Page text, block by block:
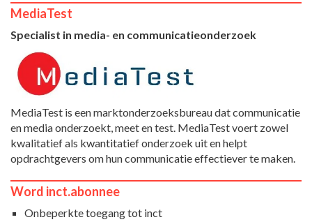
MediaTest
Specialist in media- en communicatieonderzoek
MediaTest is een marktonderzoeksbureau dat communicatie
en media onderzoekt, meet en test. MediaTest voert zowel
kwalitatief als kwantitatief onderzoek uit en helpt
opdrachtgevers om hun communicatie effectiever te maken.
Word inct.abonnee
Onbeperkte toegang tot inct